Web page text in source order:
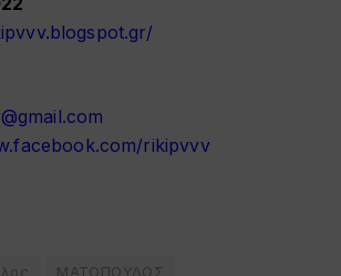
rikipvvv
ΜΑΤΟΠΟΥΛΟΣ